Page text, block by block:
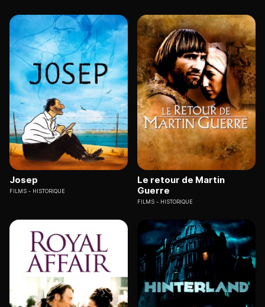
Josep
FILMS HISTORIQUE
Le retour de Martin
Guerre
FILMS HISTORIQUE